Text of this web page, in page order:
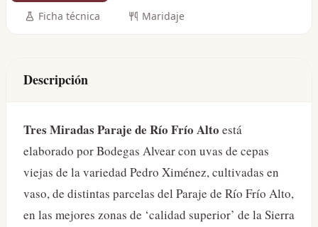
Ficha técnica Maridaje
Descripción
Tres Miradas Paraje de Río Frío Alto está
elaborado por Bodegas Alvear con uvas de cepas
viejas de la variedad Pedro Ximénez, cultivadas en
vaso, de distintas parcelas del Paraje de Río Frío Alto,
en las mejores zonas de ‘calidad superior’ de la Sierra